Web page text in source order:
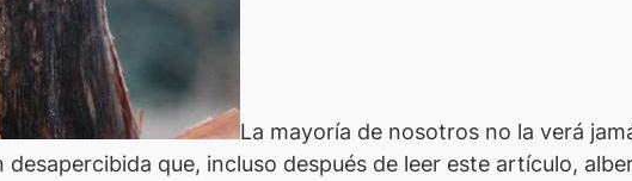
La mayoría de nosotros no la verá
que, incluso después de leer este artículo,